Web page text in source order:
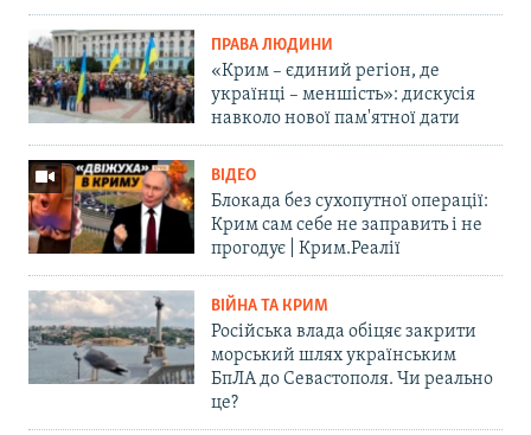
ПРАВА ЛЮДИНИ
«Крим – єдиний регіон, де
українці – меншість»: дискусія
навколо нової пам'ятної дати
ВІДЕО
Блокада без сухопутної операції:
Крим сам себе не заправить і не
прогодує | Крим.Реалії
ВІЙНА ТА КРИМ
Російська влада обіцяє закрити
морський шлях українським
БпЛА до Севастополя. Чи реально
це?